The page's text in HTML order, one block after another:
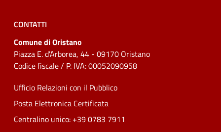
CONTATTI
Comune di Oristano
Piazza E. d'Arborea, 44 - 09170 Oristano
Codice fiscale / P. IVA: 00052090958
Ufficio Relazioni con il Pubblico
Posta Elettronica Certificata
Centralino unico: +39 0783 7911